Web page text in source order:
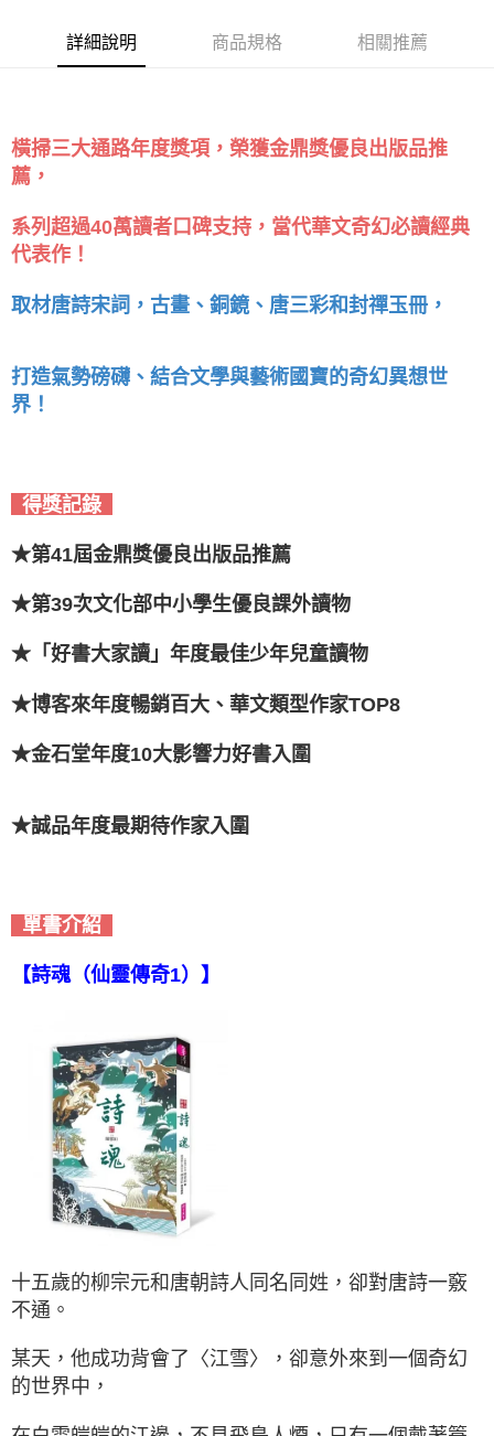
詳細說明 商品規格 相關推薦
橫掃三大通路年度獎項，榮獲金鼎獎優良出版品推
薦，
系列超過40萬讀者口碑支持，當代華文奇幻必讀經典
代表作！
取材唐詩宋詞，古畫、銅鏡、唐三彩和封禪玉冊，
打造氣勢磅礴、結合文學與藝術國寶的奇幻異想世
界！
得獎記錄
★第41屆金鼎獎優良出版品推薦
★第39次文化部中小學生優良課外讀物
★「好書大家讀」年度最佳少年兒童讀物
★博客來年度暢銷百大、華文類型作家TOP8
★金石堂年度10大影響力好書入圍
★誠品年度最期待作家入圍
單書介紹
【詩魂（仙靈傳奇1）】
十五歲的柳宗元和唐朝詩人同名同姓，卻對唐詩一竅
不通。
某天，他成功背會了〈江雪〉，卻意外來到一個奇幻
的世界中，